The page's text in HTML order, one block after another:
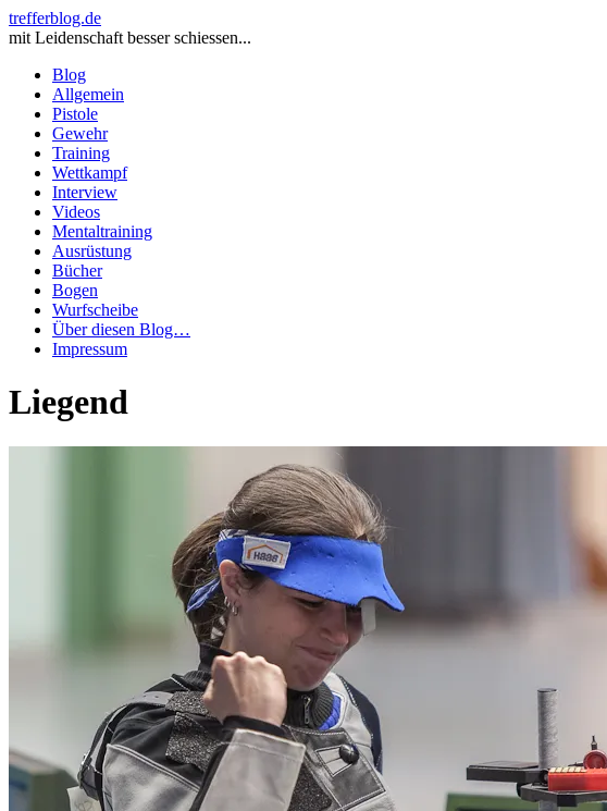
trefferblog.de
mit Leidenschaft besser schiessen...
Blog
Allgemein
Pistole
Gewehr
Training
Wettkampf
Interview
Videos
Mentaltraining
Ausrüstung
Bücher
Bogen
Wurfscheibe
Über diesen Blog…
Impressum
Liegend